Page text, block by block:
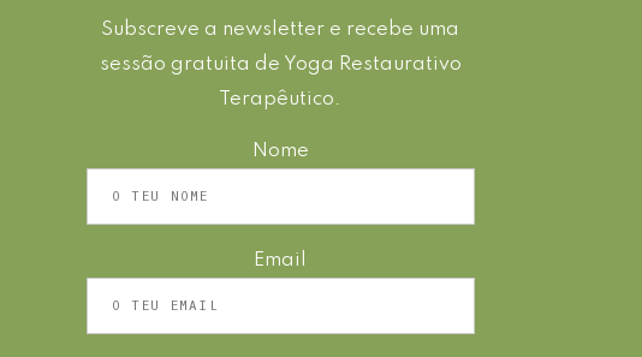
Subscreve a newsletter e recebe uma
sessão gratuita de Yoga Restaurativo
Terapêutico.
Nome
Email